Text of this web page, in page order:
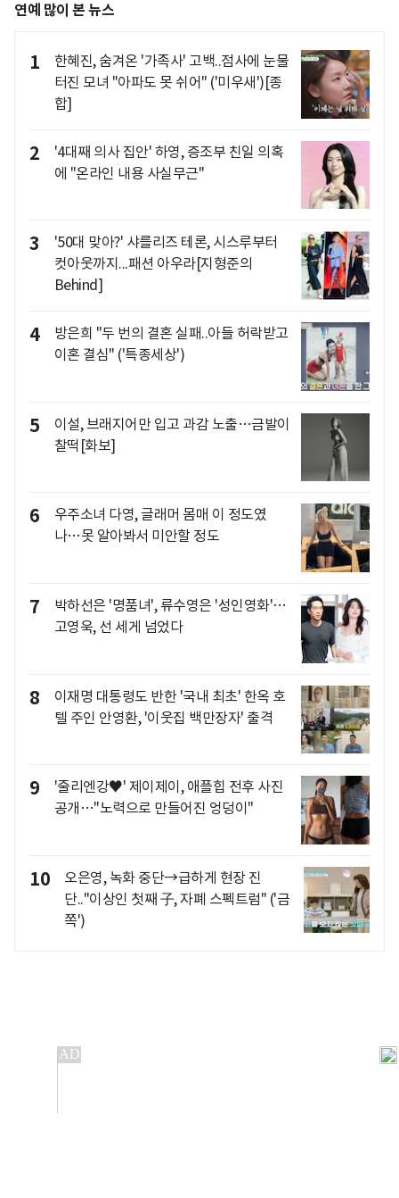
연예 많이 본 뉴스
1
한혜진, 숨겨온 '가족사' 고백..점사에 눈물
터진 모녀 "아파도 못 쉬어" ('미우새')[종
합]
2
'4대째 의사 집안' 하영, 증조부 친일 의혹
에 "온라인 내용 사실무근"
3
'50대 맞아?' 샤를리즈 테론, 시스루부터
컷아웃까지...패션 아우라[지형준의
Behind]
4
방은희 "두 번의 결혼 실패..아들 허락받고
이혼 결심" ('특종세상')
5
이설, 브래지어만 입고 과감 노출…금발이
찰떡[화보]
6
우주소녀 다영, 글래머 몸매 이 정도였
나…못 알아봐서 미안할 정도
7
박하선은 '명품녀', 류수영은 '성인영화'…
고영욱, 선 세게 넘었다
8
이재명 대통령도 반한 '국내 최초' 한옥 호
텔 주인 안영환, '이웃집 백만장자' 출격
9
'줄리엔강♥' 제이제이, 애플힙 전후 사진
공개…"노력으로 만들어진 엉덩이"
10
오은영, 녹화 중단→급하게 현장 진
단.."이상인 첫째 子, 자폐 스펙트럼" ('금
쪽')